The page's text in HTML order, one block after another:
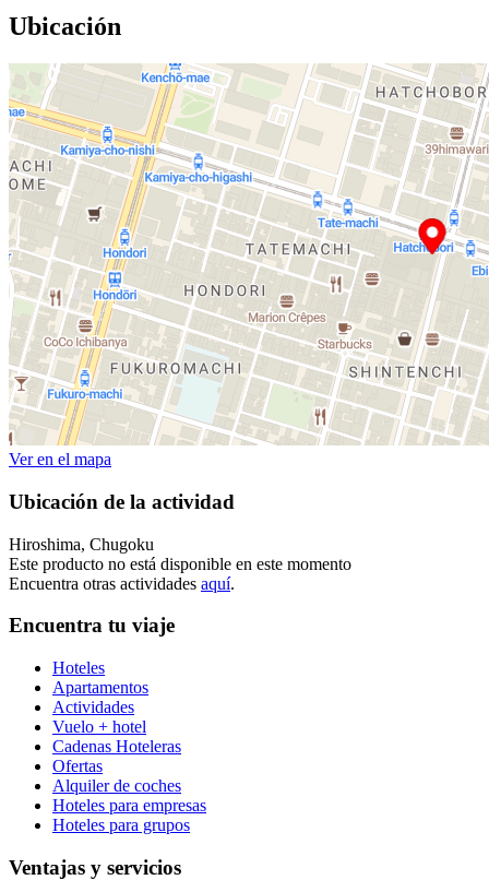
Ubicación
Ver en el mapa
Ubicación de la actividad
Hiroshima, Chugoku
Este producto no está disponible en este momento
Encuentra otras actividades aquí.
Encuentra tu viaje
Hoteles
Apartamentos
Actividades
Vuelo + hotel
Cadenas Hoteleras
Ofertas
Alquiler de coches
Hoteles para empresas
Hoteles para grupos
Ventajas y servicios